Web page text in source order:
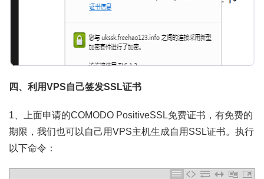
四、利用VPS自己签发SSL证书
1、上面申请的COMODO PositiveSSL免费证书，有免费的
期限，我们也可以自己用VPS主机生成自用SSL证书。执行
以下命令：